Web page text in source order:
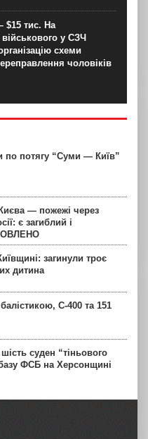
$15 тис. На
у СЗЧ
схеми
чоловіків
по потягу “Суми — Київ”
— пожежі через
є загиблий і
загинули троє
дитина
С-400 та 151
суден “тіньового
ФСБ на Херсонщині